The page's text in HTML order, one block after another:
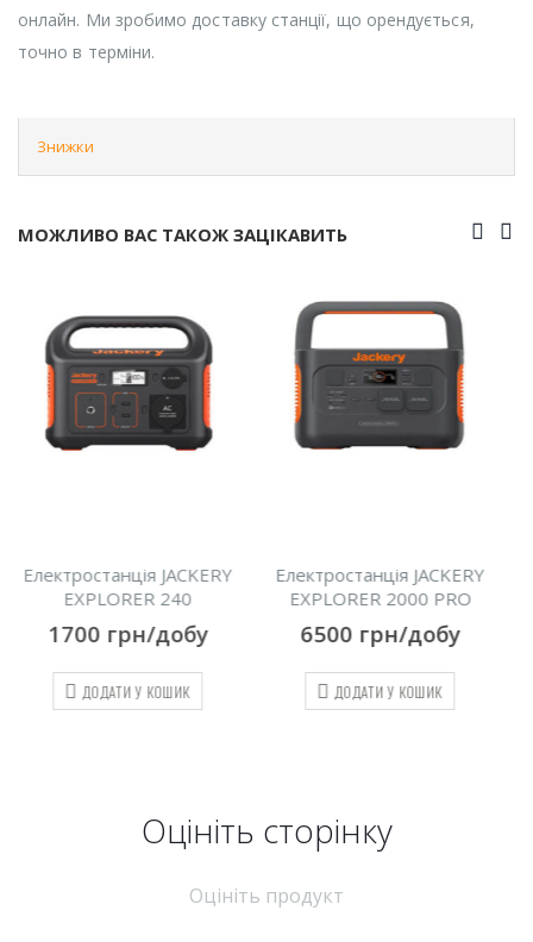
онлайн. Ми зробимо доставку станції, що орендується,
точно в терміни.
Знижки
МОЖЛИВО ВАС ТАКОЖ ЗАЦІКАВИТЬ
Електростанція JACKERY
EXPLORER 2000 PRO
6500грн/добу
ДОДАТИ У КОШИК
Електростанція JACKERY
EXPLORER 1000 PRO
4500грн/добу
ДОДАТИ У КОШИК
Оцініть cторінку
Оцініть продукт